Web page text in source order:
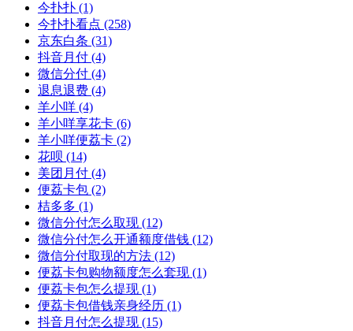
今扑扑 (1)
今扑扑看点 (258)
京东白条 (31)
抖音月付 (4)
微信分付 (4)
退息退费 (4)
羊小咩 (4)
羊小咩享花卡 (6)
羊小咩便荔卡 (2)
花呗 (14)
美团月付 (4)
便荔卡包 (2)
桔多多 (1)
微信分付怎么取现 (12)
微信分付怎么开通额度借钱 (12)
微信分付取现的方法 (12)
便荔卡包购物额度怎么套现 (1)
便荔卡包怎么提现 (1)
便荔卡包借钱亲身经历 (1)
抖音月付怎么提现 (15)